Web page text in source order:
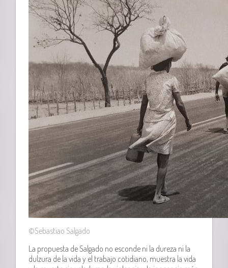
©Sebastiao Salgado
La propuesta de Salgado no esconde ni la dureza ni la
dulzura de la vida y el trabajo cotidiano, muestra la vida